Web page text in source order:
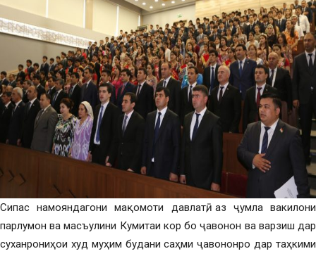
Сипас намояндагони мақомоти давлатӣ, аз ҷумла вакилони
парлумон ва масъулини Кумитаи кор бо ҷавонон ва варзиш дар
суханрониҳои худ муҳим будани саҳми ҷавононро дар таҳкими